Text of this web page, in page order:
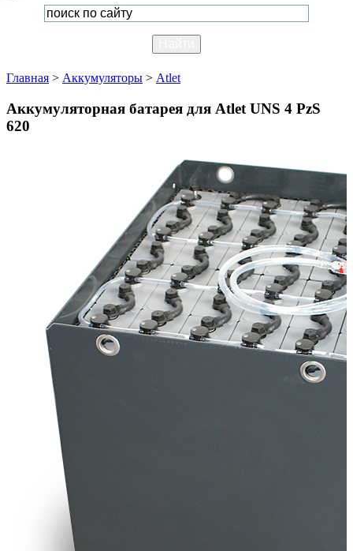
Главная > Аккумуляторы > Atlet
Аккумуляторная батарея для Atlet UNS 4 PzS
620